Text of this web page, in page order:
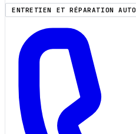
ENTRETIEN ET RÉPARATION AUTO